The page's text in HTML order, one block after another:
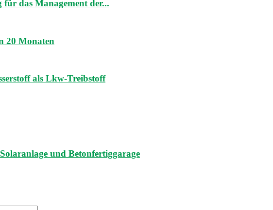
das Management der...
20 Monaten
als Lkw-Treibstoff
und Betonfertiggarage